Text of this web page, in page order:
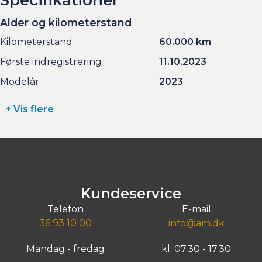
Alder og kilometerstand
Kilometerstand
60.000 km
Første indregistrering
11.10.2023
Modelår
2023
+ Vis flere
Kundeservice
Telefon
36 93 10 00
E-mail
info@am.dk
Mandag - fredag kl. 07.30 - 17.30